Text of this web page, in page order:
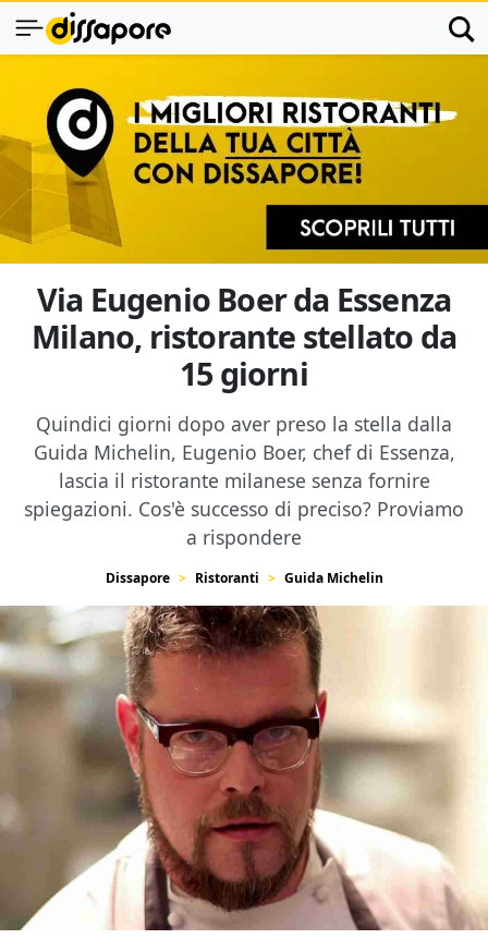
Via Eugenio Boer da Essenza
Milano, ristorante stellato da
15 giorni
Quindici giorni dopo aver preso la stella dalla
Guida Michelin, Eugenio Boer, chef di Essenza,
lascia il ristorante milanese senza fornire
spiegazioni. Cos'è successo di preciso? Proviamo
a rispondere
Dissapore Ristoranti Guida Michelin